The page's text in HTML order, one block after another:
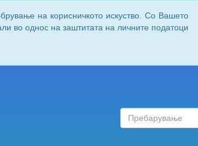
на корисничкото искуство. Со Вашето
во однос на заштитата на личните податоци